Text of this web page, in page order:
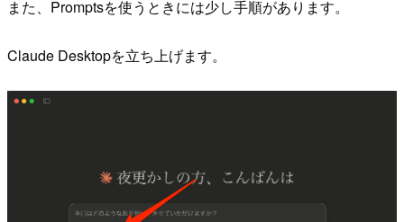
また、Promptsを使うときには少し手順があります。
Claude Desktopを立ち上げます。